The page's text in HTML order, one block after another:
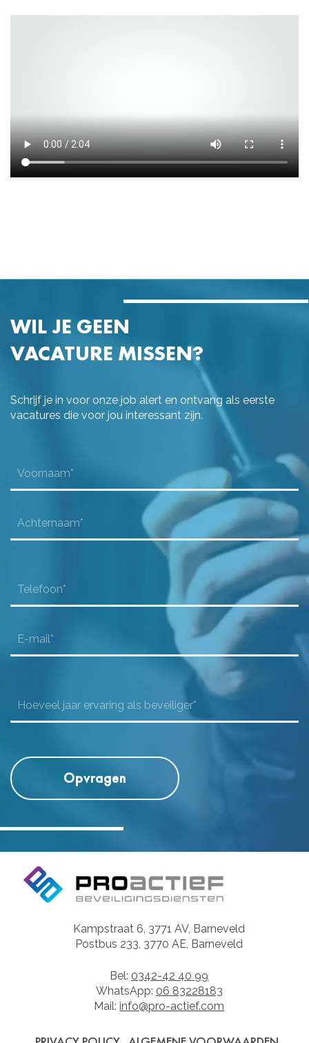
WIL JE GEEN
VACATURE MISSEN?
Schrijf je in voor onze job alert en ontvang als eerste
vacatures die voor jou interessant zijn.
Kampstraat 6, 3771 AV, Barneveld
Postbus 233, 3770 AE, Barneveld
Bel: 0342-42 40 99
WhatsApp: 06 83228183
Mail:info@pro-actief.com